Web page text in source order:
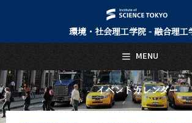
環境・社会理工学院 - 融合理工
イベントカレンダー
MENU
日本語
トップページ
Top Page
融合理工学系について
About Us